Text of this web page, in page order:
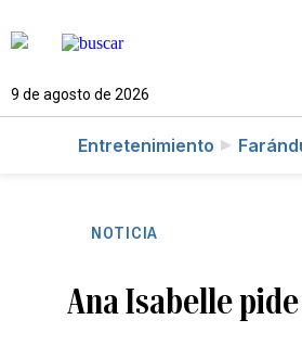
9 de agosto de 2026
Entretenimiento
NOTICIA
Ana Isabelle